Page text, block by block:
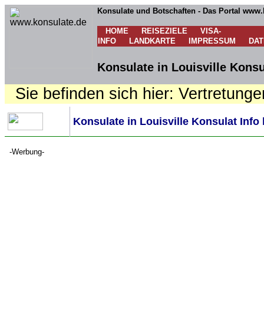
Konsulate und Botschaften - Das Portal
HOME REISEZIELE
VISA-
INFO
LANDKARTE IMPRESSUM
Konsulate in Louisville
Sie befinden sich hier:
Konsulate in Louisville Konsulat Info
-Werbung-